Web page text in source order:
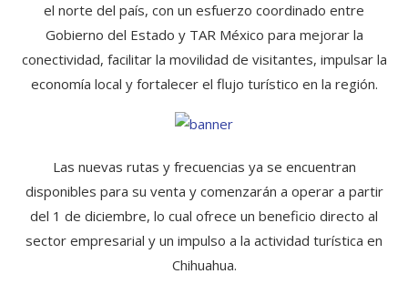
el norte del país, con un esfuerzo coordinado entre
Gobierno del Estado y TAR México para mejorar la
conectividad, facilitar la movilidad de visitantes, impulsar la
economía local y fortalecer el flujo turístico en la región.
Las nuevas rutas y frecuencias ya se encuentran
disponibles para su venta y comenzarán a operar a partir
del 1 de diciembre, lo cual ofrece un beneficio directo al
sector empresarial y un impulso a la actividad turística en
Chihuahua.